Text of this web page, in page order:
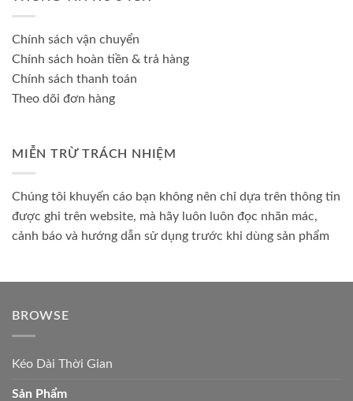
Chính sách vận chuyển
Chính sách hoàn tiền & trả hàng
Chính sách thanh toán
Theo dõi đơn hàng
MIỄN TRỪ TRÁCH NHIỆM
Chúng tôi khuyến cáo bạn không nên chỉ dựa trên thông tin
được ghi trên website, mà hãy luôn luôn đọc nhãn mác,
cảnh báo và hướng dẫn sử dụng trước khi dùng sản phẩm
BROWSE
Kéo Dài Thời Gian
Sản Phẩm